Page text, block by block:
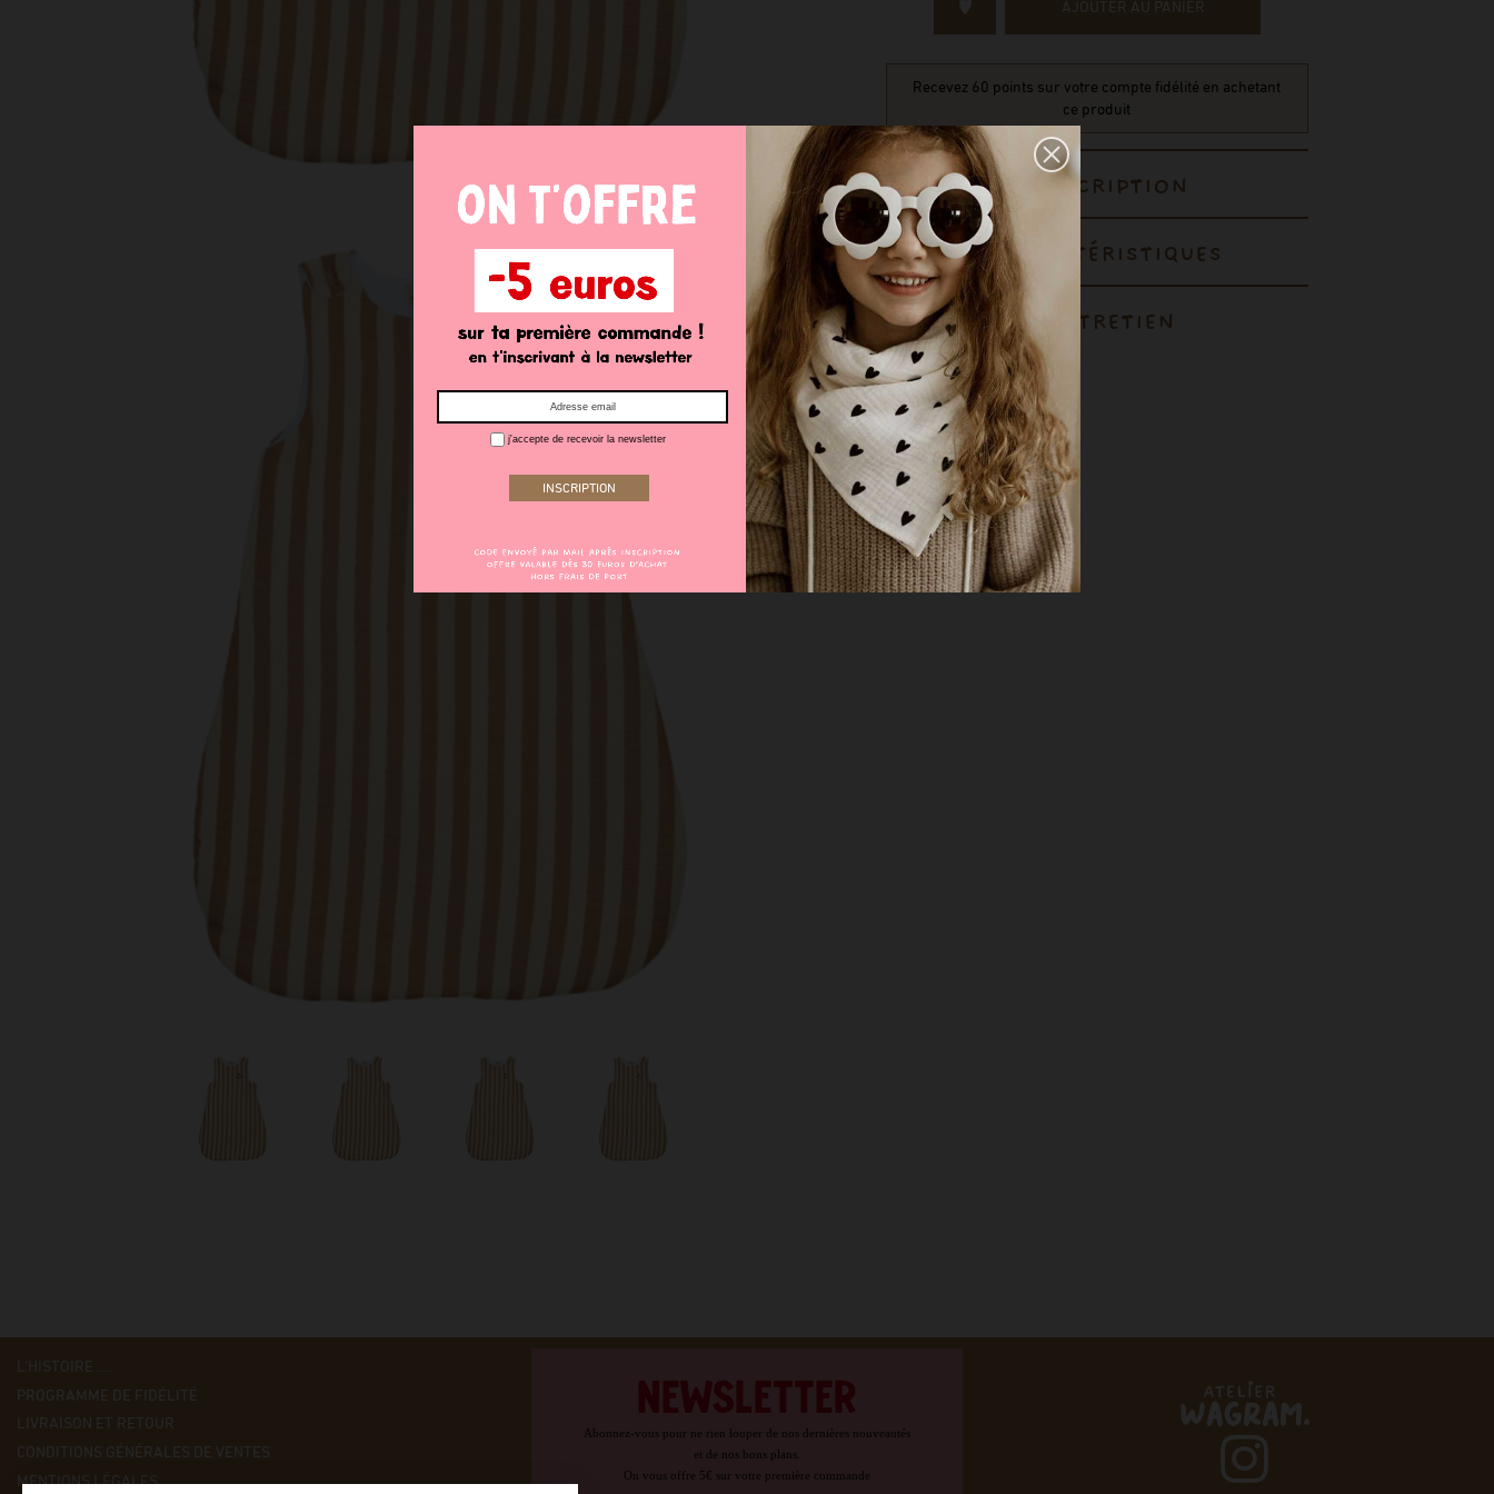
AJOUTER AU PANIER
Recevez 60 points sur votre compte fidélité en achetant
ce produit
DESCRIPTION
CARACTÉRISTIQUES
ENTRETIEN
L'HISTOIRE ....
PROGRAMME DE FIDÉLITÉ
LIVRAISON ET RETOUR
CONDITIONS GÉNÉRALES DE VENTES
MENTIONS LÉGALES
Abonnez-vous pour ne rien louper de nos dernières nouveautés
et de nos bons plans.
On vous offre 5€ sur votre première commande
j'accepte de recevoir la newsletter